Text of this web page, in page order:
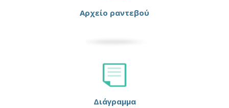
Αρχείο ραντεβού
Διάγραμμα